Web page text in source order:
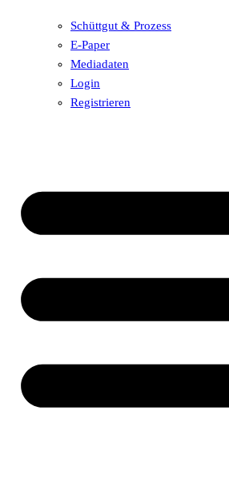
Schüttgut & Prozess
E-Paper
Mediadaten
Login
Registrieren